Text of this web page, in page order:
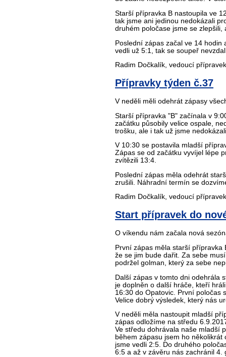
Starší přípravka B nastoupila ve
tak jsme ani jedinou nedokázali
druhém poločase jsme se
Poslední zápas začal ve 14
vedli už 5:1, tak se soupeř
Radim Dočkalík, vedoucí přípravek
Přípravky týden č.37
V neděli měli odehrát zápasy
Starší přípravka "B" začínala v
začátku působily velice ospale,
trošku, ale i tak už jsme
V 10:30 se postavila mladší
Zápas se od začátku vyvíjel lépe
zvítězili 13:4.
Poslední zápas měla odehrát
zrušili. Náhradní termín se
Radim Dočkalík, vedoucí přípravek
Start přípravek do
O víkendu nám začala nová
První zápas měla starší přípravka
že se jim bude dařit. Za sebe
podržel golman, který za sebe
Další zápas v tomto dni odehrála
je doplněn o další hráče, kteří
16:30 do Opatovic. První poločas
Velice dobrý výsledek, který nás
V neděli měla nastoupit mladší
zápas odložíme na středu
Ve středu dohrávala naše mladší
během zápasu jsem ho
jsme vedli 2:5. Do druhého
6:5 a až v závěru nás zachránil